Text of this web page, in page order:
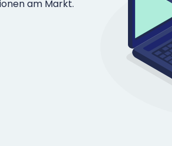
am Markt.